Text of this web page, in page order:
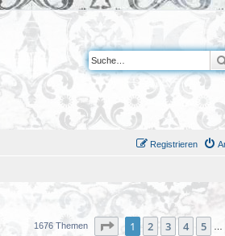
Registrieren
1676 Themen Seite1 von68
1 2 3 4 5